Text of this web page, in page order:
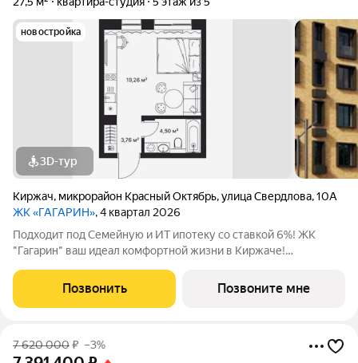
новостройка
3D-тур
Киржач, микрорайон Красный Октябрь,улица Свердлова,10А
ЖК «ГАГАРИН», 4 квартал 2026
Подходит под Семейную и ИТ ипотеку со ставкой 6%! ЖК
"Гагарин" ваш идеал комфортной жизни в Киржаче!
класса "Комфорт+" сочетает современные технологии,
продуманную инфраструктуру и уютную
Позвонить Позвоните мне
7 620 000₽ –3%